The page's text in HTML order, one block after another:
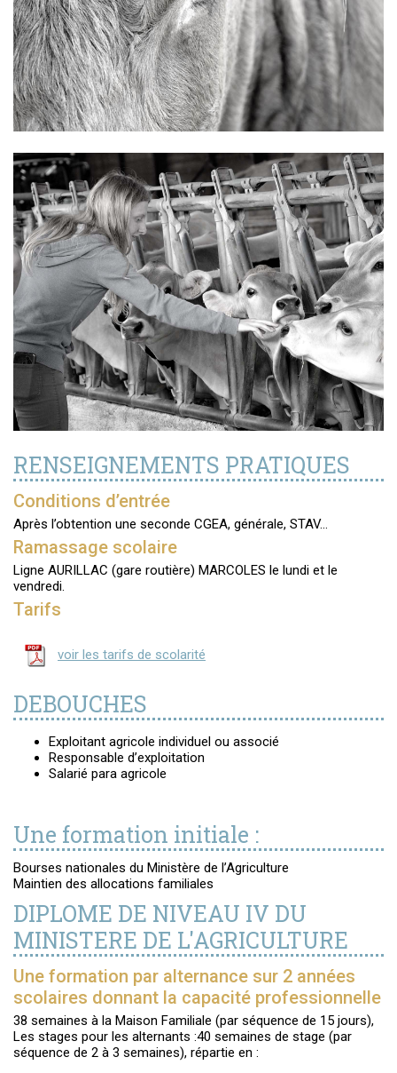
RENSEIGNEMENTS PRATIQUES
Conditions d’entrée
Après l’obtention une seconde CGEA, générale, STAV…
Ramassage scolaire
Ligne AURILLAC (gare routière) MARCOLES le lundi et le
vendredi.
Tarifs
voir les tarifs de scolarité
DEBOUCHES
Exploitant agricole individuel ou associé
Responsable d’exploitation
Salarié para agricole
Une formation initiale :
Bourses nationales du Ministère de l’Agriculture
Maintien des allocations familiales
DIPLOME DE NIVEAU IV DU
MINISTERE DE L'AGRICULTURE
Une formation par alternance sur 2 années
scolaires donnant la capacité professionnelle
38 semaines à la Maison Familiale (par séquence de 15 jours),
Les stages pour les alternants :40 semaines de stage (par
séquence de 2 à 3 semaines), répartie en :